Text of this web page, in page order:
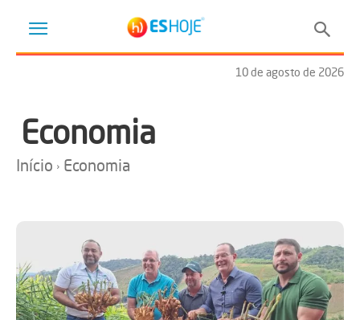
10 de agosto de 2026
Economia
Início Economia